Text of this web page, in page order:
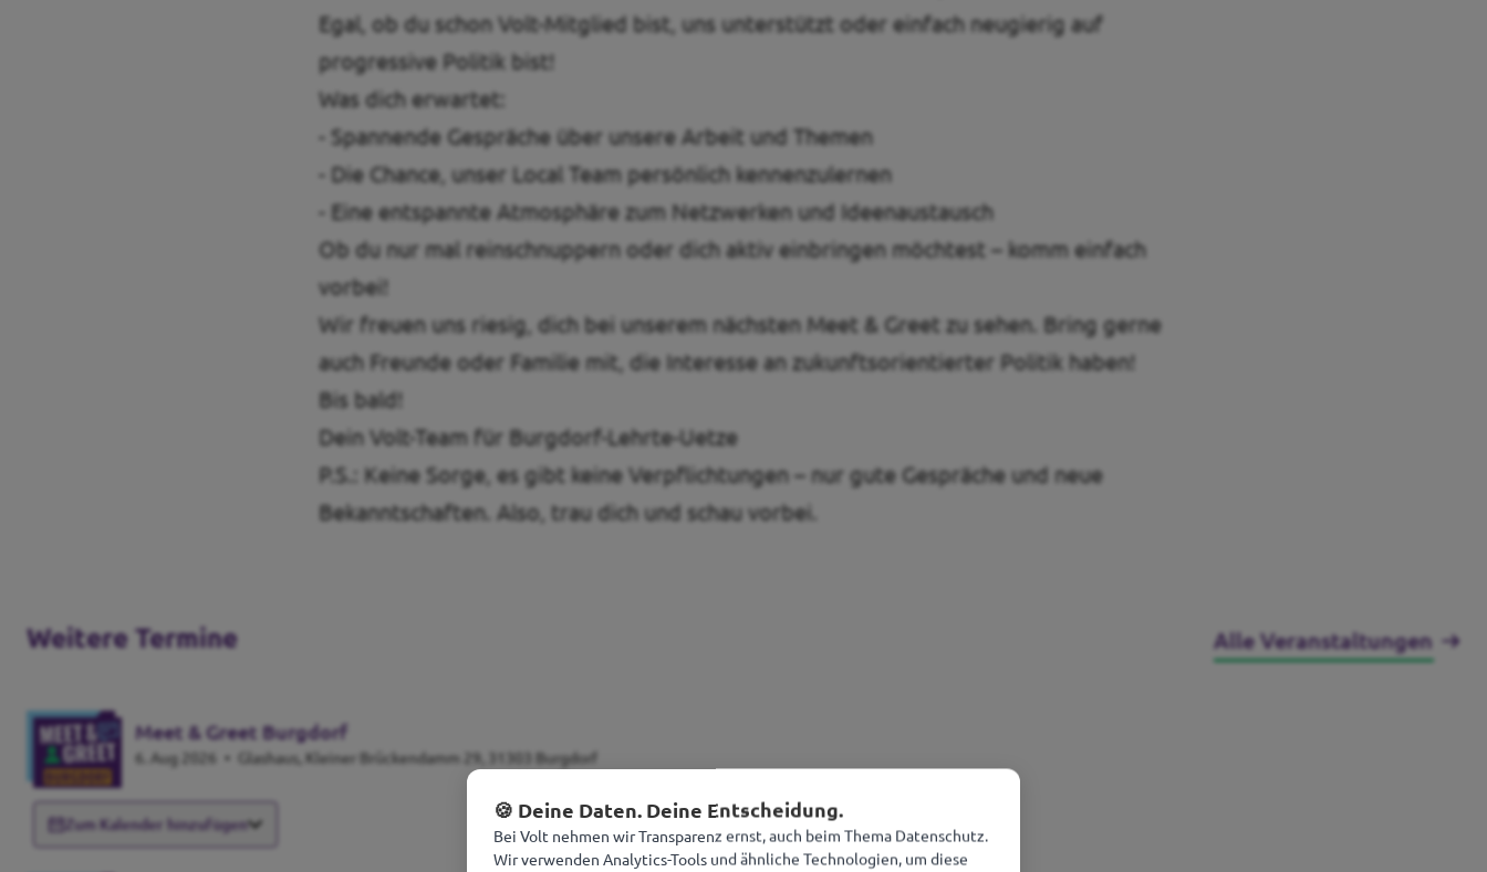
Egal, ob du schon Volt-Mitglied bist, uns unterstützt oder einfach neugierig auf
progressive Politik bist!
Was dich erwartet:
- Spannende Gespräche über unsere Arbeit und Themen
- Die Chance, unser Local Team persönlich kennenzulernen
- Eine entspannte Atmosphäre zum Netzwerken und Ideenaustausch
Ob du nur mal reinschnuppern oder dich aktiv einbringen möchtest – komm einfach
vorbei!
Wir freuen uns riesig, dich bei unserem nächsten Meet & Greet zu sehen. Bring gerne
auch Freunde oder Familie mit, die Interesse an zukunftsorientierter Politik haben!
Bis bald!
Dein Volt-Team für Burgdorf-Lehrte-Uetze
P.S.: Keine Sorge, es gibt keine Verpflichtungen – nur gute Gespräche und neue
Bekanntschaften. Also, trau dich und schau vorbei.
Weitere Termine Alle Veranstaltungen
Meet & Greet Burgdorf
6. Aug 2026 • Glashaus, Kleiner Brückendamm 29, 31303 Burgdorf
Zum Kalender hinzufügen
🍪 Deine Daten. Deine Entscheidung.
Bei Volt nehmen wir Transparenz ernst, auch beim Thema Datenschutz.
Wir verwenden Analytics-Tools und ähnliche Technologien, um diese